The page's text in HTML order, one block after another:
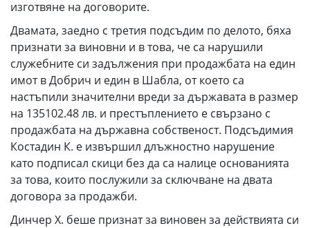
изготвяне на договорите.
Двамата, заедно с третия подсъдим по делото, бяха
признати за виновни и в това, че са нарушили
служебните си задължения при продажбата на един
имот в Добрич и един в Шабла, от което са
настъпили значителни вреди за държавата в размер
на 135102.48 лв. и престъплението е свързано с
продажбата на държавна собственост. Подсъдимия
Костадин К. е извършил длъжностно нарушение
като подписал скици без да са налице основанията
за това, които послужили за сключване на двата
договора за продажби.
Динчер Х. беше признат за виновен за действията си